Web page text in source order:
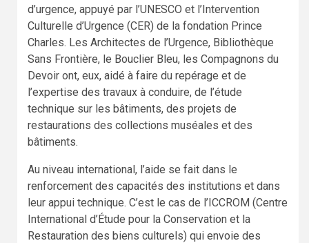
d’urgence, appuyé par l’UNESCO et l’Intervention
Culturelle d’Urgence (CER) de la fondation Prince
Charles. Les Architectes de l’Urgence, Bibliothèque
Sans Frontière, le Bouclier Bleu, les Compagnons du
Devoir ont, eux, aidé à faire du repérage et de
l’expertise des travaux à conduire, de l’étude
technique sur les bâtiments, des projets de
restaurations des collections muséales et des
bâtiments.
Au niveau international, l’aide se fait dans le
renforcement des capacités des institutions et dans
leur appui technique. C’est le cas de l’ICCROM (Centre
International d’Étude pour la Conservation et la
Restauration des biens culturels) qui envoie des